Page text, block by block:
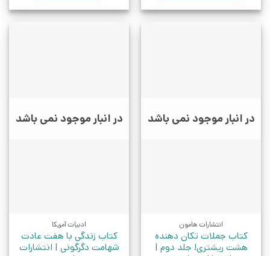
در انبار موجود نمی باشد
انتشارات هامون
کتاب جملات تکان دهنده
هشت ریشتری! جلد دوم |
در انبار موجود نمی باشد
ادبیات آمریکا
کتاب زندگی با هفت عادت
شهامت دگرگونی | انتشارات